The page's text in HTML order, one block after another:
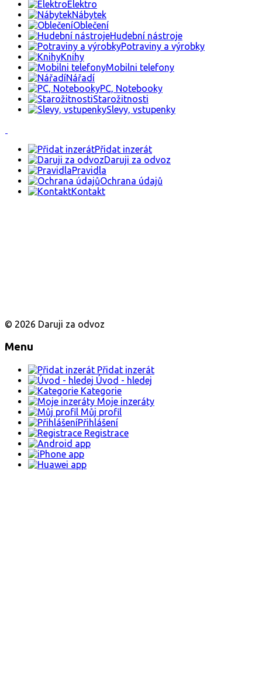
Elektro
Nábytek
Oblečení
Hudební nástroje
Potraviny a výrobky
Knihy
Mobilni telefony
Nářadí
PC, Notebooky
Starožitnosti
Slevy, vstupenky
Přidat inzerát
Daruji za odvoz
Pravidla
Ochrana údajů
Kontakt
© 2026 Daruji za odvoz
Menu
Přidat inzerát
Úvod - hledej
Kategorie
Moje inzeráty
Můj profil
Přihlášení
Registrace